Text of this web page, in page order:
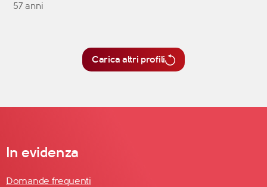
57 anni
Carica altri profili
In evidenza
Domande frequenti